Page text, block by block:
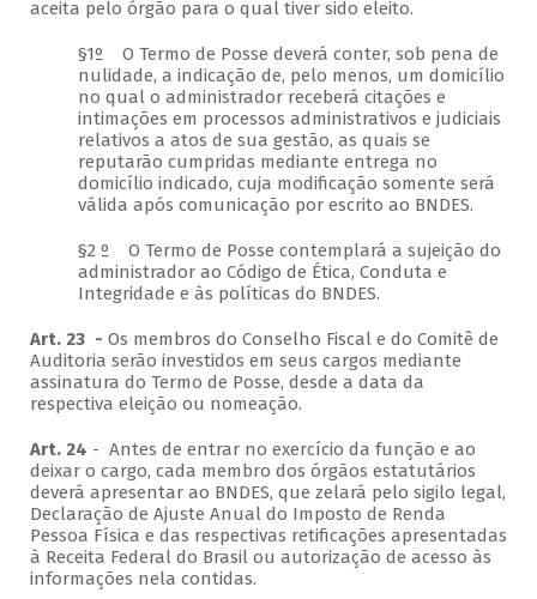
aceita pelo órgão para o qual tiver sido eleito.
§1º O Termo de Posse deverá conter, sob pena de
nulidade, a indicação de, pelo menos, um domicílio
no qual o administrador receberá citações e
intimações em processos administrativos e judiciais
relativos a atos de sua gestão, as quais se
reputarão cumpridas mediante entrega no
domicílio indicado, cuja modificação somente será
válida após comunicação por escrito ao BNDES.
§2 º O Termo de Posse contemplará a sujeição do
administrador ao Código de Ética, Conduta e
Integridade e às políticas do BNDES.
Art. 23 - Os membros do Conselho Fiscal e do Comitê de
Auditoria serão investidos em seus cargos mediante
assinatura do Termo de Posse, desde a data da
respectiva eleição ou nomeação.
Art. 24 - Antes de entrar no exercício da função e ao
deixar o cargo, cada membro dos órgãos estatutários
deverá apresentar ao BNDES, que zelará pelo sigilo legal,
Declaração de Ajuste Anual do Imposto de Renda
Pessoa Física e das respectivas retificações apresentadas
à Receita Federal do Brasil ou autorização de acesso às
informações nela contidas.